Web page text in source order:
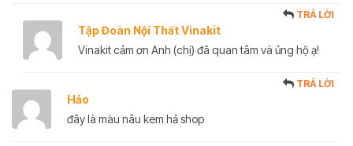
Tập Đoàn Nội Thất Vinakit
TRẢ LỜI
Vinakit cảm ơn Anh (chị) đã quan tâm và ủng hộ ạ!
Hảo
TRẢ LỜI
đây là màu nâu kem hả shop